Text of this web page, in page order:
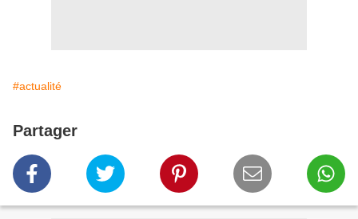
#actualité
Partager